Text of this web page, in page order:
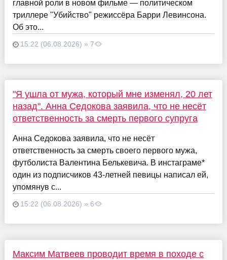
главной роли в новом фильме — политическом
триллере "Убийство" режиссёра Барри Левинсона.
Об это...
15:22 (06.08.2026) » 7
"Я ушла от мужа, который мне изменял, 20 лет
назад". Анна Седокова заявила, что не несёт
ответственность за смерть первого супруга
Анна Седокова заявила, что не несёт
ответственность за смерть своего первого мужа,
футболиста Валентина Белькевича. В инстаграме*
один из подписчиков 43-летней певицы написал ей,
упомянув с...
15:22 (06.08.2026) » 6
Максим Матвеев проводит время в походе с